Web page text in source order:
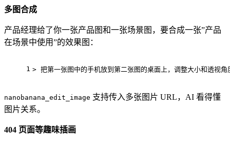
多图合成
产品经理给了你一张产品图和一张场景图，要合成一张”产品
在场景中使用”的效果图：
1 > 把第一张图中的手机放到第二张图的桌面上，调整大小和透视角
nanobanana_edit_image 支持传入多张图片 URL，AI 看得懂
图片关系。
404 页面等趣味插画